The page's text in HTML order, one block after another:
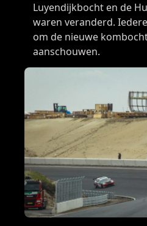
Luyendijkbocht en de
waren veranderd.
om de nieuwe
aanschouwen.